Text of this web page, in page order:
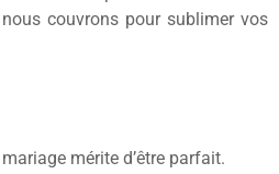
couvrons pour sublimer vos
mérite d’être parfait.